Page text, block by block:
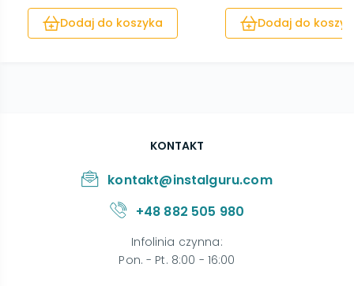
Dodaj do koszyka
kompl...
Dodaj do
KONTAKT
kontakt@instalguru.com
+48 882 505 980
Infolinia czynna:
Pon. - Pt. 8:00 - 16:00